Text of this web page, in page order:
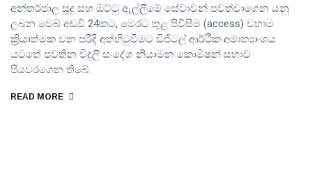
අන්තර්ජාල සූදු සහ ඔට්ටු ඇල්ලීමේ සේවාවන් පවත්වාගෙන යනු
ලබන වෙබ් අඩවි 24කට, මෙරට තුළ පිවිසීම (access) වහාම
ක්‍රියාත්මක වන පරිදි අත්හිටුවීමට ඩිජිටල් ආර්ථික අමාත්‍යාංශය
යටතේ පවතින විදුලි සංදේශ නියාමන කොමිෂන් සභාව
පියවරගෙන තිබේ.
READ MORE